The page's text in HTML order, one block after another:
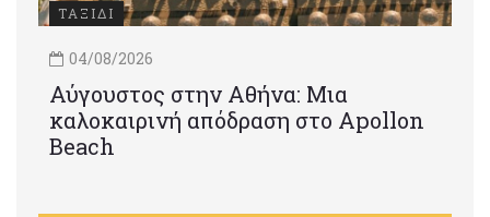
ΤΑΞΙΔΙ
04/08/2026
Αύγουστος στην Αθήνα: Μια
καλοκαιρινή απόδραση στο Apollon
Beach